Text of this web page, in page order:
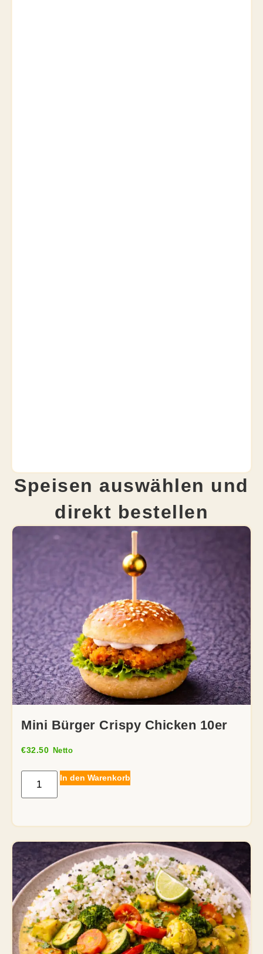
Speisen auswählen und
direkt bestellen
Mini Bürger Crispy Chicken 10er
€32.50 Netto
In den Warenkorb